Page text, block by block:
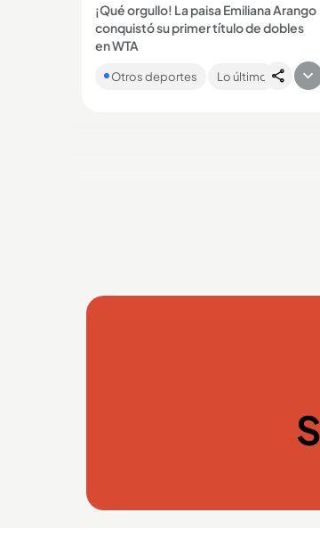
¡Qué orgullo! La paisa Emiliana Arango
conquistó su primer título de dobles
en WTA
La tenista antioqueña logró su triunfo
junto a la suiza Simona Walter. Este es
su segundo título en el circuito WTA....
Otros deportes Lo último